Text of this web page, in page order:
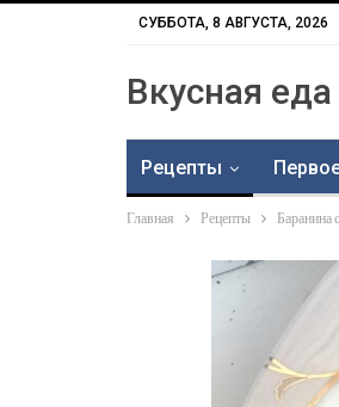
СУББОТА, 8 АВГУСТА, 2026
Вкусная еда
Рецепты
Главная Рецепты Баранина